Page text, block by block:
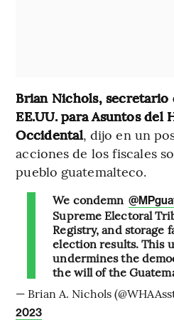
Brian Nichols, secretario
EE.UU. para Asuntos del
Occidental, dijo en un
acciones de los fiscales
pueblo guatemalteco.
We condemn
Supreme Electoral
Registry, and storage
election results. This
undermines the
the will of the
— Brian A. Nichols
2023